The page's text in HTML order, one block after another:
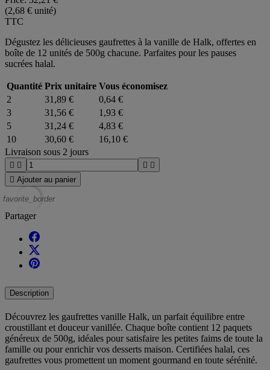
(2,68 € unité)
TTC
Dégustez les délicieuses gaufrettes à la vanille de Halk, offertes en
boîte de 12 unités de 500g chacune. Parfaites pour les pauses
sucrées halal.
Quantité Prix unitaire Vous économisez
2
31,89 €
0,64 €
3
31,56 €
1,93 €
5
31,24 €
4,83 €
10
30,60 €
16,10 €
Livraison sous 2 jours
   
 Ajouter au panier
favorite_border
Partager
Description
Découvrez les gaufrettes vanille Halk, un parfait équilibre entre
croustillant et douceur vanillée. Chaque boîte contient 12 paquets
généreux de 500g, idéales pour satisfaire les petites faims de toute la
famille ou pour enrichir vos desserts maison. Certifiées halal, ces
gaufrettes vous promettent un moment gourmand en toute sérénité.